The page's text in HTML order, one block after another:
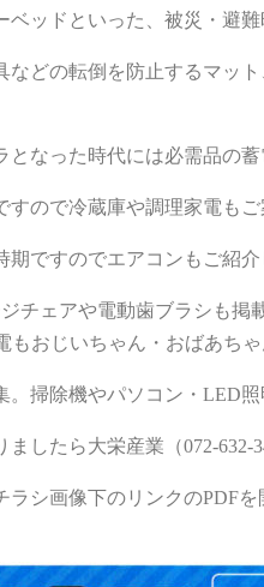
ッドといった、被災・避
などの転倒を防止するマッ
なった時代には必需品の
ので冷蔵庫や調理家電も
ですのでエアコンもご紹介
チェアや電動歯ブラシも
おじいちゃん・おばあち
掃除機やパソコン・LED
したら大栄産業（072-
シ画像下のリンクのPDF